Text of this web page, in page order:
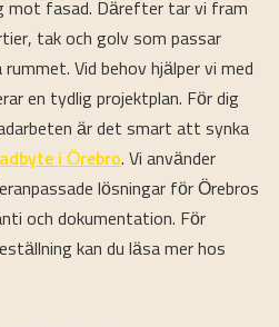
mot fasad. Därefter tar vi fram
tak och golv som passar
Vid behov hjälper vi med
en tydlig projektplan. För dig
är det smart att synka
i Örebro. Vi använder
lösningar för Örebros
och dokumentation. För
kan du läsa mer hos